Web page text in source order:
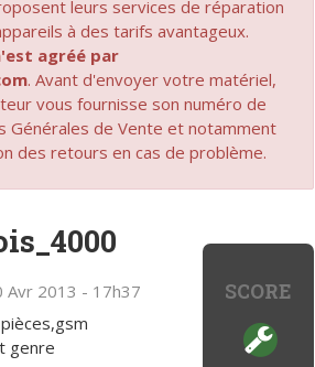
leurs services de réparation
à des tarifs avantageux.
agréé par
. Avant d'envoyer votre matériel,
vous fournisse son numéro de
Générales de Vente et notamment
des retours en cas de problème.
SCORE
Avr 2013 - 17h37
genre